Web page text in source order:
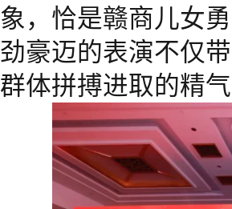
象，恰是赣商儿女
劲豪迈的表演不仅
群体拼搏进取的精